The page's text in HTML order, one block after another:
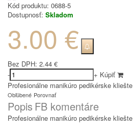
Kód produktu: 0688-5
Dostupnosť: Skladom
3.00 €
Bez DPH: 2.44 €
-
+ Kúpiť
Profesionálne manikúro pedikérske kliešte
Obľúbené Porovnať
Popis FB komentáre
Profesionálne manikúro pedikérske kliešte